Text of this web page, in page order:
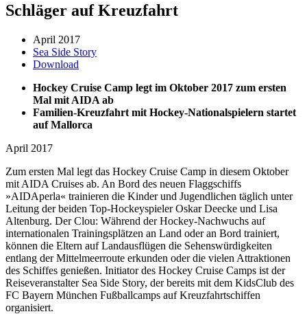
Schläger auf Kreuzfahrt
April 2017
Sea Side Story
Download
Hockey Cruise Camp legt im Oktober 2017 zum ersten
Mal mit AIDA ab
Familien-Kreuzfahrt mit Hockey-Nationalspielern startet
auf Mallorca
April 2017
Zum ersten Mal legt das Hockey Cruise Camp in diesem Oktober
mit AIDA Cruises ab. An Bord des neuen Flaggschiffs
»AIDAperla« trainieren die Kinder und Jugendlichen täglich unter
Leitung der beiden Top-Hockeyspieler Oskar Deecke und Lisa
Altenburg. Der Clou: Während der Hockey-Nachwuchs auf
internationalen Trainingsplätzen an Land oder an Bord trainiert,
können die Eltern auf Landausflügen die Sehenswürdigkeiten
entlang der Mittelmeerroute erkunden oder die vielen Attraktionen
des Schiffes genießen. Initiator des Hockey Cruise Camps ist der
Reiseveranstalter Sea Side Story, der bereits mit dem KidsClub des
FC Bayern München Fußballcamps auf Kreuzfahrtschiffen
organisiert.